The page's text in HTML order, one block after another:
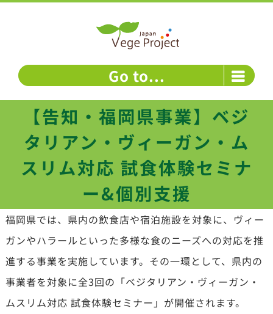
Go to...
【告知・福岡県事業】ベジ
タリアン・ヴィーガン・ム
スリム対応 試食体験セミナ
ー&個別支援
福岡県では、県内の飲食店や宿泊施設を対象に、ヴィー
ガンやハラールといった多様な食のニーズへの対応を推
進する事業を実施しています。その一環として、県内の
事業者を対象に全3回の「ベジタリアン・ヴィーガン・
ムスリム対応 試食体験セミナー」が開催されます。